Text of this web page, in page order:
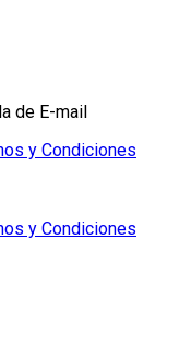
de E-mail
y Condiciones
y Condiciones